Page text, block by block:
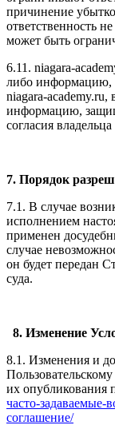
причинение
ответственность
может быть
6.11. niagara-
либо информацию,
niagara-academy.ru,
информацию,
согласия
7. Порядок
7.1. В случае
исполнением
применен
случае
он будет передан
суда.
8. Изменение
8.1. Изменения и
их опубликования
часто-
соглашение/